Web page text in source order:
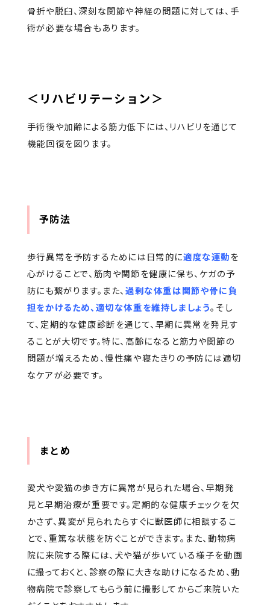
骨折や脱臼、深刻な関節や神経の問題に対しては、手
術が必要な場合もあります。
＜リハビリテーション＞
手術後や加齢による筋力低下には、リハビリを通じて
機能回復を図ります。
予防法
歩行異常を予防するためには日常的に適度な運動 を
心がけることで、筋肉や関節を健康に保ち、ケガの予
防にも繋がります。また、 過剰な体重は関節や骨に負
担をかけるため、適切な体重を維持しましょう。そし
て、定期的な健康診断を通じて、早期に異常を発見す
ることが大切です。特に、高齢になると筋力や関節の
問題が増えるため、慢性痛や寝たきりの予防には適切
なケアが必要です。
まとめ
愛犬や愛猫の歩き方に異常が見られた場合、早期発
見と早期治療が重要です。定期的な健康チェックを欠
かさず、異変が見られたらすぐに獣医師に相談するこ
とで、重篤な状態を防ぐことができます。また、動物病
院に来院する際には、犬や猫が歩いている様子を動画
に撮っておくと、診察の際に大きな助けになるため、動
物病院で診察してもらう前に撮影してからご来院いた